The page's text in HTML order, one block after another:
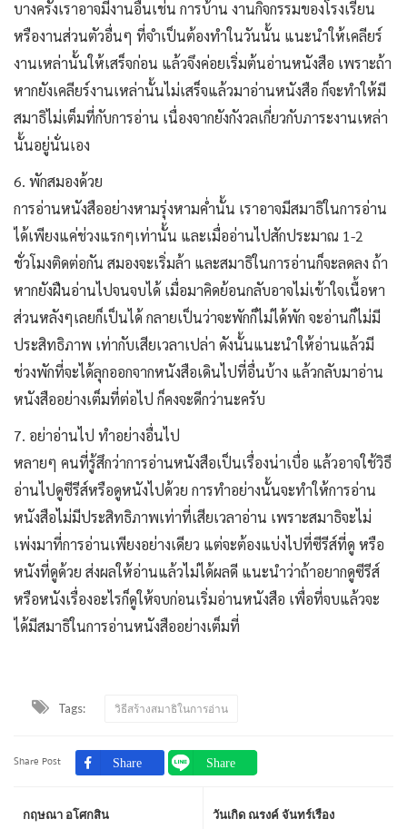
บางครั้งเราอาจมีงานอื่นเช่น การบ้าน งานกิจกรรมของโรงเรียน
หรืองานส่วนตัวอื่นๆ ที่จำเป็นต้องทำในวันนั้น แนะนำให้เคลียร์
งานเหล่านั้นให้เสร็จก่อน แล้วจึงค่อยเริ่มต้นอ่านหนังสือ เพราะถ้า
หากยังเคลียร์งานเหล่านั้นไม่เสร็จแล้วมาอ่านหนังสือ ก็จะทำให้มี
สมาธิไม่เต็มที่กับการอ่าน เนื่องจากยังกังวลเกี่ยวกับภาระงานเหล่า
นั้นอยู่นั่นเอง
6. พักสมองด้วย
การอ่านหนังสืออย่างหามรุ่งหามค่ำนั้น เราอาจมีสมาธิในการอ่าน
ได้เพียงแค่ช่วงแรกๆเท่านั้น และเมื่ออ่านไปสักประมาณ 1-2
ชั่วโมงติดต่อกัน สมองจะเริ่มล้า และสมาธิในการอ่านก็จะลดลง ถ้า
หากยังฝืนอ่านไปจนจบได้ เมื่อมาคิดย้อนกลับอาจไม่เข้าใจเนื้อหา
ส่วนหลังๆเลยก็เป็นได้ กลายเป็นว่าจะพักก็ไม่ได้พัก จะอ่านก็ไม่มี
ประสิทธิภาพ เท่ากับเสียเวลาเปล่า ดังนั้นแนะนำให้อ่านแล้วมี
ช่วงพักที่จะได้ลุกออกจากหนังสือเดินไปที่อื่นบ้าง แล้วกลับมาอ่าน
หนังสืออย่างเต็มที่ต่อไป ก็คงจะดีกว่านะครับ
7. อย่าอ่านไป ทำอย่างอื่นไป
หลายๆ คนที่รู้สึกว่าการอ่านหนังสือเป็นเรื่องน่าเบื่อ แล้วอาจใช้วิธี
อ่านไปดูซีรีส์หรือดูหนังไปด้วย การทำอย่างนั้นจะทำให้การอ่าน
หนังสือไม่มีประสิทธิภาพเท่าที่เสียเวลาอ่าน เพราะสมาธิจะไม่
เพ่งมาที่การอ่านเพียงอย่างเดียว แต่จะต้องแบ่งไปที่ซีรีส์ที่ดู หรือ
หนังที่ดูด้วย ส่งผลให้อ่านแล้วไม่ได้ผลดี แนะนำว่าถ้าอยากดูซีรีส์
หรือหนังเรื่องอะไรก็ดูให้จบก่อนเริ่มอ่านหนังสือ เพื่อที่จบแล้วจะ
ได้มีสมาธิในการอ่านหนังสืออย่างเต็มที่
Tags: วิธีสร้างสมาธิในการอ่าน
Share Post
กฤษณา อโศกสิน วันเกิด ณรงค์ จันทร์เรือง